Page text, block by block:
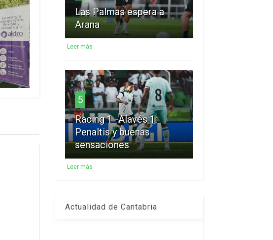
Las Palmas espera a
Arana
Leer más
5
Racing 1 -Alavés 1:
Penaltis y buenas
sensaciones
Leer más
Actualidad de Cantabria